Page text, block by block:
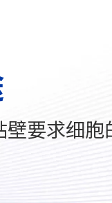
壁要求细